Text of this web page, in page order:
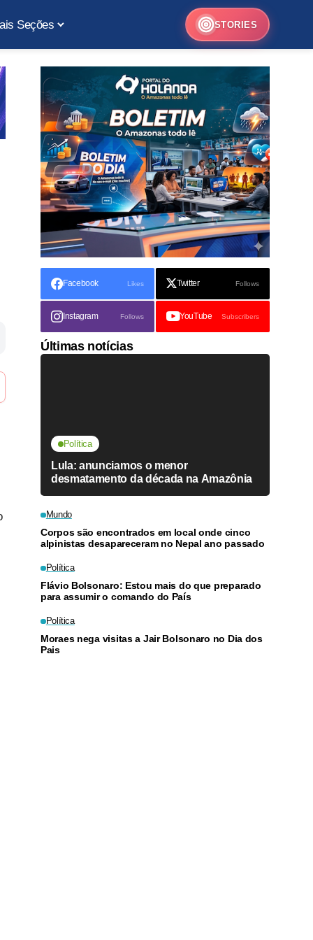
Seções STORIES
Facebook Likes Twitter Follows
Instagram Follows YouTube Subscribers
Últimas notícias
Política
Lula: anunciamos o menor
desmatamento da década na Amazônia
Mundo
Corpos são encontrados em local onde cinco
alpinistas desapareceram no Nepal ano passado
Política
Flávio Bolsonaro: Estou mais do que preparado
para assumir o comando do País
Política
Moraes nega visitas a Jair Bolsonaro no Dia dos
Pais